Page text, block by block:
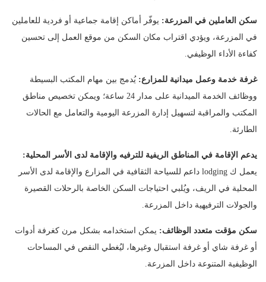
سكن العاملين في المزرعة: يوفّر أماكن إقامة جماعية أو فردية للعاملين
في المزرعة، ويؤدي اقتراب مكان السكن من موقع العمل إلى تحسين
كفاءة الأداء الوظيفي.
غرفة خدمة وعمل ميدانية للمزارع:يُدمج بين مهام المكتب البسيطة
ووظائف الخدمة الميدانية على مدار 24 ساعة؛ ويمكن تخصيص مناطق
المكتب والمراقبة لتسهيل إدارة المزرعة اليومية والتعامل مع الحالات
الطارئة.
يدعم الإقامة في المناطق الريفية للترفيه والإقامة لدى الأسر المحلية:
يعمل ك lodging داعم للسياحة الثقافية في المزارع والإقامة لدى الأسر
المحلية في الريف، ويُلبي احتياجات السكن الخاصة بالرحلات القصيرة
والجولات الترفيهية داخل المزرعة.
سكن مؤقت متعدد الوظائف: يمكن استخدامه بشكل مرن كغرفة أدوات
أو غرفة شاي أو غرفة استقبال وغيرها، ليُغطي النقص في المساحات
الوظيفية المتنوعة داخل المزرعة.